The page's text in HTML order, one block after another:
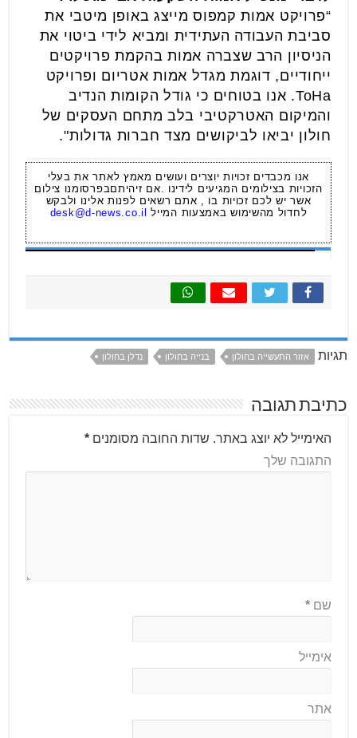
“פרויקט אמות קמפוס מייצג באופן מיטבי את
סביבת העבודה העתידית ומביא לידי ביטוי את
הניסיון הרב שצברה אמות בהקמת פרויקטים
ייחודיים, דוגמת מגדל אמות אטריום ופרויקט
ToHa. אנו בטוחים כי גודל הקומות הנדיב
והמיקום האטרקטיבי בלב מתחם העסקים של
חולון יביאו לביקושים מצד חברות גדולות".
אנו מכבדים זכויות יוצרים ועושים מאמץ לאתר את בעלי
הזכויות בצילומים המגיעים לידינו .אם זיהיתםבפרסומנו צילום
אשר יש לכם זכויות בו , אתם רשאים לפנות אלינו ולבקש
לחדול מהשימוש באמצעות המייל desk@d-news.co.il
תגיות אזור התעשייה בחולון בנייה בחולון נדלן בחולון
כתיבת תגובה
האימייל לא יוצג באתר. שדות החובה מסומנים*
התגובה שלך
שם*
אימייל
אתר